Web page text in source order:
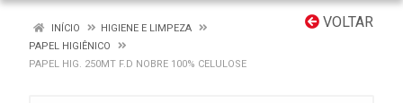
VOLTAR
INÍCIO
HIGIENE E LIMPEZA
PAPEL HIGIÊNICO
PAPEL HIG. 250MT F.D NOBRE 100% CELULOSE